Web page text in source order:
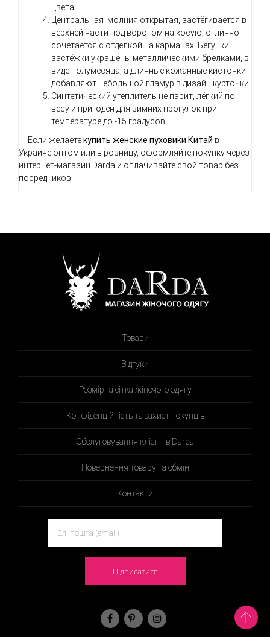
цвета.
Центральная молния открытая, застёгивается в
верхней части под воротом на косую, отлично
сочетается с отделкой на карманах. Бегунки
застёжки украшены металлическими брелками, в
виде полумесяца, а длинные кожанные кисточки
добавляют небольшой гламур в дизайн курточки.
Синтетический утеплитель не парит, лёгкий по
весу и пригоден для зимних прогулок при
температуре до -15 градусов.
Если желаетекупить женские пуховики Китай в
Украине оптом или в розницу, оформляйте покупку через
интернет-магазин Darda и оплачивайте свой товар без
посредников!
Товари
Відгуки
Розмірна сітка жіночого одягу
Конфіденційність та захист покупців
Обслуговування клієнтів Darda
Повернення товару та обмін
Контакти
Підписатися